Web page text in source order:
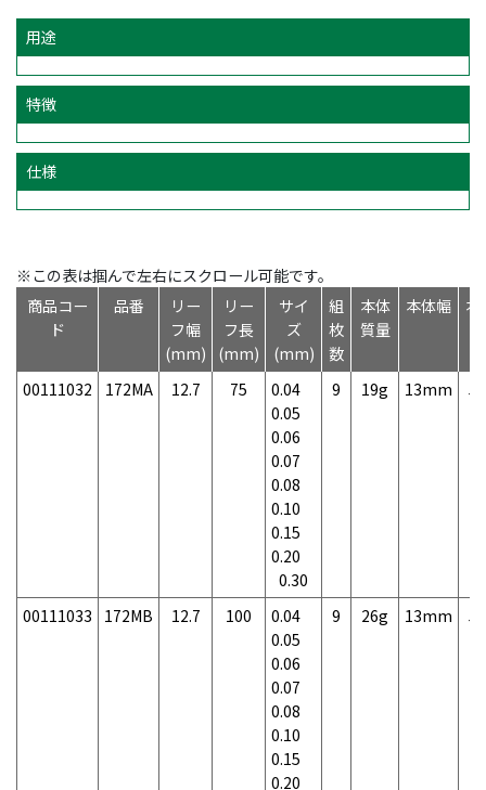
用途
特徴
仕様
※この表は掴んで左右にスクロール可能です。
商品コー
ド
品番
リー
フ幅
(mm)
リー
フ長
(mm)
サイ
ズ
(mm)
組
枚
数
本体
質量
本体幅
本
00111032 172MA 12.7 75
0.04
0.05
0.06
0.07
0.08
0.10
0.15
0.20
0.30
9 19g 13mm
00111033 172MB 12.7 100
0.04
0.05
0.06
0.07
0.08
0.10
0.15
0.20
9 26g 13mm